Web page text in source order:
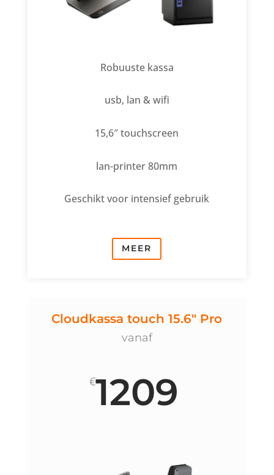
Robuuste kassa
usb, lan & wifi
15,6″ touchscreen
lan-printer 80mm
Geschikt voor intensief gebruik
MEER
Cloudkassa touch 15.6" Pro
vanaf
€1209